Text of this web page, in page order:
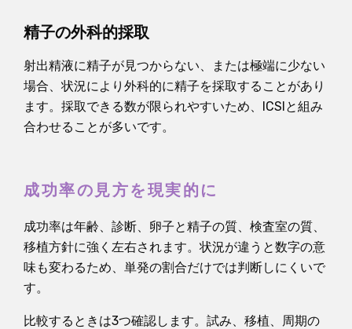
精子の外科的採取
射出精液に精子が見つからない、または極端に少ない
場合、状況により外科的に精子を採取することがあり
ます。採取できる数が限られやすいため、ICSIと組み
合わせることが多いです。
成功率の見方を現実的に
成功率は年齢、診断、卵子と精子の質、検査室の質、
移植方針に強く左右されます。状況が違うと数字の意
味も変わるため、単発の割合だけでは判断しにくいで
す。
比較するときは3つ確認します。試み、移植、周期の